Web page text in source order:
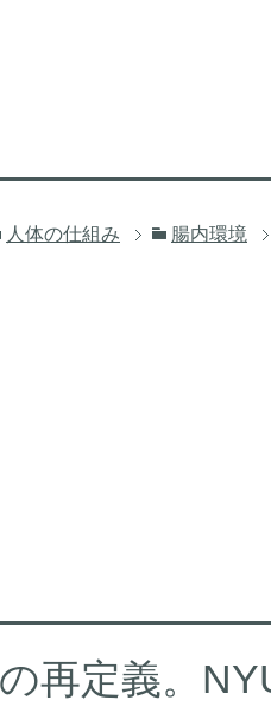
人体の仕組み 腸内環境
再定義。